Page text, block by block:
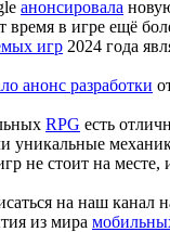
анонсировала
время в игре ещё
игр 2024 года
анонс разработки
RPG есть
уникальные
не стоит на
на наш канал
из мира